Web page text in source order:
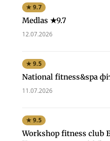
★ 9.7
Medlas ★9.7
12.07.2026
★ 9.5
National fitness&spa
11.07.2026
★ 9.5
Workshop fitness club